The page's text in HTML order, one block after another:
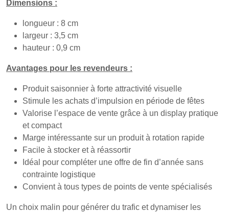
Dimensions :
longueur : 8 cm
largeur : 3,5 cm
hauteur : 0,9 cm
Avantages pour les revendeurs :
Produit saisonnier à forte attractivité visuelle
Stimule les achats d’impulsion en période de fêtes
Valorise l’espace de vente grâce à un display pratique
et compact
Marge intéressante sur un produit à rotation rapide
Facile à stocker et à réassortir
Idéal pour compléter une offre de fin d’année sans
contrainte logistique
Convient à tous types de points de vente spécialisés
Un choix malin pour générer du trafic et dynamiser les